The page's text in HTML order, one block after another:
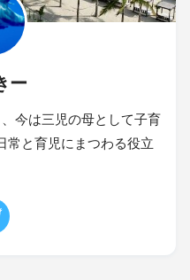
ー
今は三児の母として子育
常と育児にまつわる役立